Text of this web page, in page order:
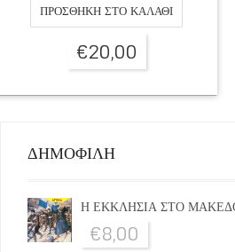
ΠΡΟΣΘΉΚΗ ΣΤΟ ΚΑΛΆΘΙ
€20,00
ΔΗΜΟΦΙΛΗ
Η ΕΚΚΛΗΣΙΑ ΣΤΟ
€8,00